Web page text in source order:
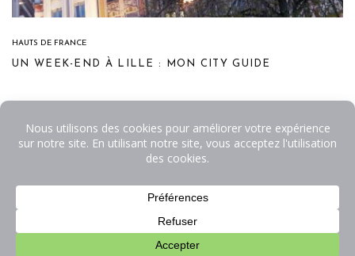
HAUTS DE FRANCE
UN WEEK-END À LILLE : MON CITY GUIDE
La petite fabrique .
© vincianelanglois 2025